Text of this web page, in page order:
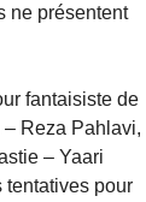
ne présentent
fantaisiste de
– Reza Pahlavi,
– Yaari
tentatives pour